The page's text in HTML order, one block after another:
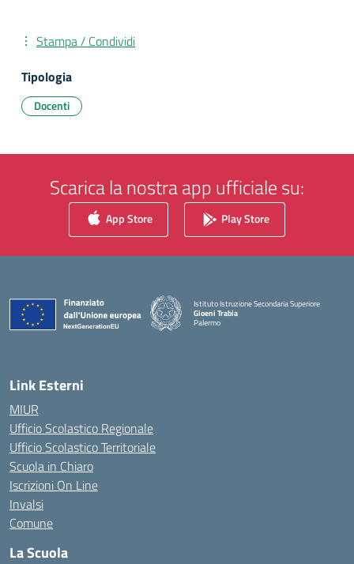
Stampa / Condividi
Tipologia
Docenti
Scarica la nostra app ufficiale su:
App Store Play Store
Istituto Istruzione Secondaria Superiore
Gioeni Trabia
Palermo
Link Esterni
MIUR
Ufficio Scolastico Regionale
Ufficio Scolastico Territoriale
Scuola in Chiaro
Iscrizioni On Line
Invalsi
Comune
La Scuola